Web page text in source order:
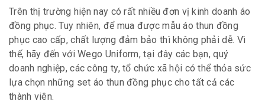
Trên thị trường hiện nay có rất nhiều đơn vị kinh doanh áo
đồng phục. Tuy nhiên, để mua được mẫu áo thun đồng
phục cao cấp, chất lượng đảm bảo thì không phải dễ. Vì
thế, hãy đến với Wego Uniform, tại đây các bạn, quý
doanh nghiệp, các công ty, tổ chức xã hội có thể thỏa sức
lựa chọn những set áo thun đồng phục cho tất cả các
thành viên.